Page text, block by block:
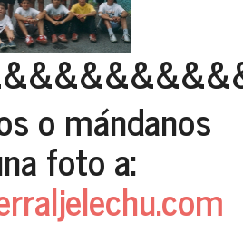
o mándanos
foto a: